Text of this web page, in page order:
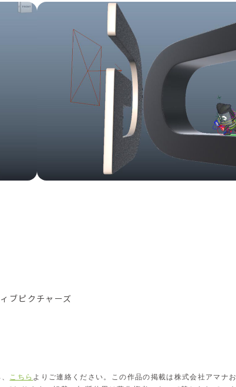
ブピクチャーズ
こちら よりご連絡ください。この作品の掲載は株式会社アマナお